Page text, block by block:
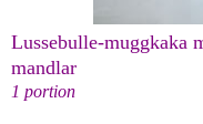
Lussebulle-muggkaka
mandlar
1 portion